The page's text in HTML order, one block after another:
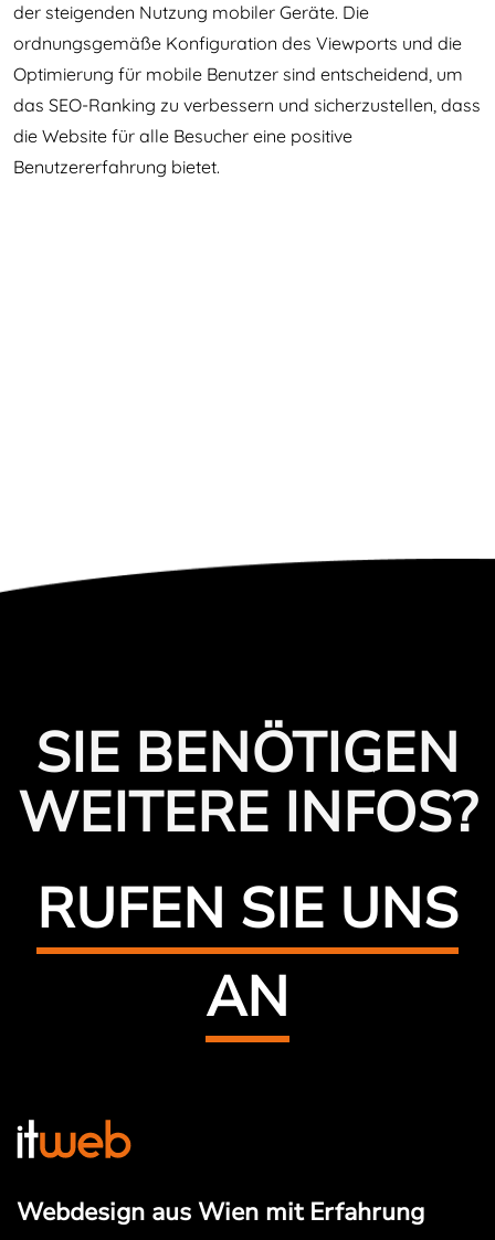
der steigenden Nutzung mobiler Geräte. Die
ordnungsgemäße Konfiguration des Viewports und die
Optimierung für mobile Benutzer sind entscheidend, um
das SEO-Ranking zu verbessern und sicherzustellen, dass
die Website für alle Besucher eine positive
Benutzererfahrung bietet.
SIE BENÖTIGEN
WEITERE INFOS?
RUFEN SIE UNS
AN
Webdesign aus Wien mit Erfahrung